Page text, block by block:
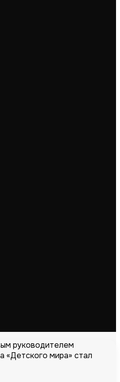
руководителем
«Детского мира» стал